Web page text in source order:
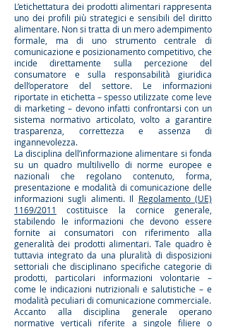
L’etichettatura dei prodotti alimentari rappresenta
uno dei profili più strategici e sensibili del diritto
alimentare. Non si tratta di un mero adempimento
formale, ma di uno strumento centrale di
comunicazione e posizionamento competitivo, che
incide direttamente sulla percezione del
consumatore e sulla responsabilità giuridica
dell’operatore del settore. Le informazioni
riportate in etichetta – spesso utilizzate come leve
di marketing – devono infatti confrontarsi con un
sistema normativo articolato, volto a garantire
trasparenza, correttezza e assenza di
ingannevolezza.
La disciplina dell’informazione alimentare si fonda
su un quadro multilivello di norme europee e
nazionali che regolano contenuto, forma,
presentazione e modalità di comunicazione delle
informazioni sugli alimenti. Il Regolamento (UE)
1169/2011
costituisce la cornice generale,
stabilendo le informazioni che devono essere
fornite ai consumatori con riferimento alla
generalità dei prodotti alimentari. Tale quadro è
tuttavia integrato da una pluralità di disposizioni
settoriali che disciplinano specifiche categorie di
prodotti, particolari informazioni volontarie –
come le indicazioni nutrizionali e salutistiche – e
modalità peculiari di comunicazione commerciale.
Accanto alla disciplina generale operano
normative verticali riferite a singole filiere o